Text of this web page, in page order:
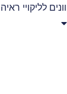
לליקויי ראיה